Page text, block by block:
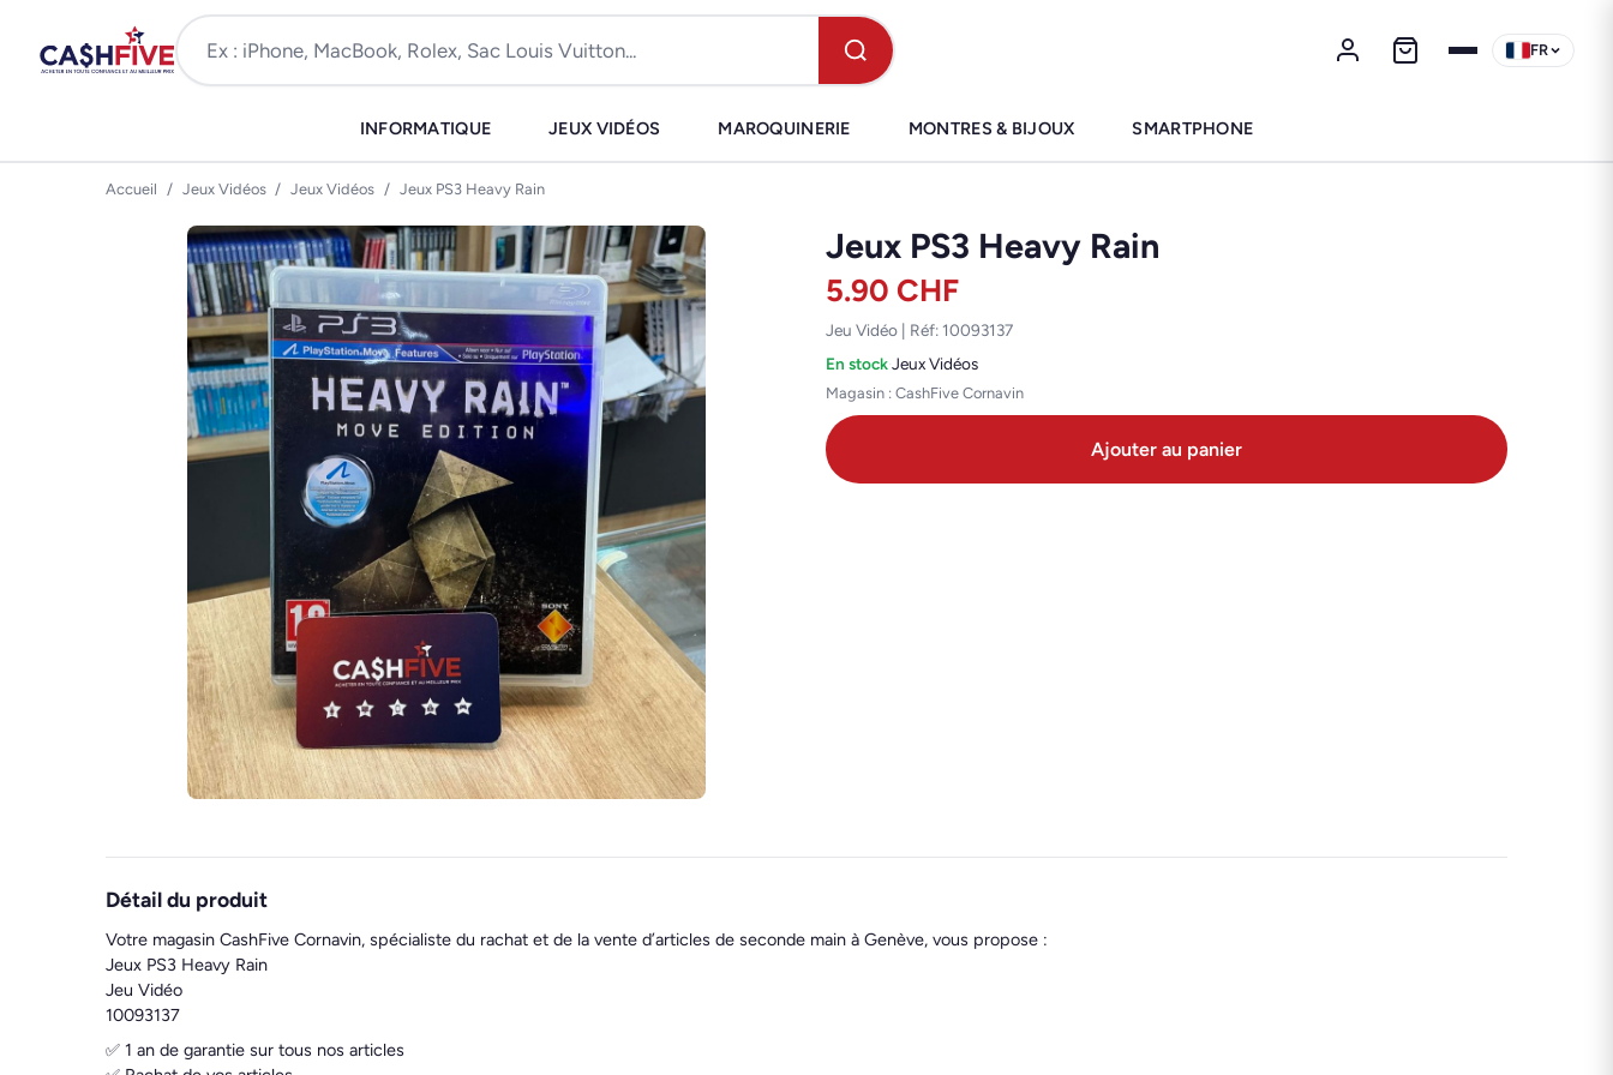
FR
INFORMATIQUE JEUX VIDÉOS MAROQUINERIE MONTRES & BIJOUX SMARTPHONE
Accueil / Jeux Vidéos / Jeux Vidéos / Jeux PS3 Heavy Rain
Jeux PS3 Heavy Rain
5.90 CHF
Jeu Vidéo | Réf: 10093137
En stock·Jeux Vidéos
Magasin : CashFive Cornavin
Ajouter au panier
Détail du produit
Votre magasin CashFive Cornavin, spécialiste du rachat et de la vente d’articles de seconde main à Genève, vous propose :
Jeux PS3 Heavy Rain
Jeu Vidéo
10093137
✅ 1 an de garantie sur tous nos articles